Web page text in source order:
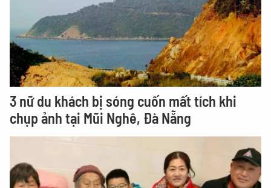
3 nữ du khách bị sóng cuốn mất tích khi
chụp ảnh tại Mũi Nghê, Đà Nẵng